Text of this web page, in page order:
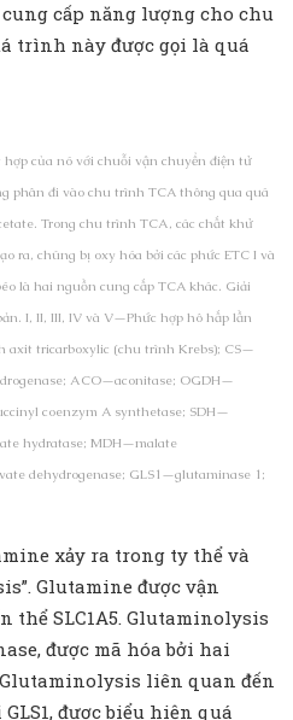
cấp năng lượng cho chu
trình này được gọi là quá
của nó với chuỗi vận chuyển điện tử
phân đi vào chu trình TCA thông qua quá
Trong chu trình TCA, các chất khử
ra, chúng bị oxy hóa bởi các phức ETC I và
là hai nguồn cung cấp TCA khác. Giải
I, II, III, IV và V—Phức hợp hô hấp lần
axit tricarboxylic (chu trình Krebs); CS—
ACO—aconitase; OGDH—
coenzym A synthetase; SDH—
hydratase; MDH—malate
dehydrogenase; GLS1—glutaminase 1;
xảy ra trong ty thể và
Glutamine được vận
thể SLC1A5. Glutaminolysis
được mã hóa bởi hai
Glutaminolysis liên quan đến
được biểu hiện quá